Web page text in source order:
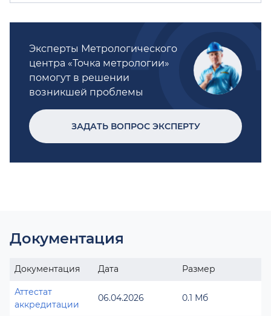
Эксперты Метрологического
центра «Точка метрологии»
помогут в решении
возникшей проблемы
ЗАДАТЬ ВОПРОС ЭКСПЕРТУ
Документация
Документация Дата Размер
Аттестат
аккредитации
06.04.2026 0.1 Мб